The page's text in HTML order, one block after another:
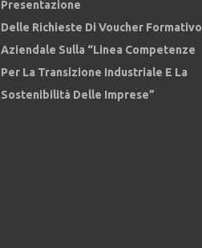
Presentazione
Delle Richieste Di Voucher Formativo
Aziendale Sulla “Linea Competenze
Per La Transizione Industriale E La
Sostenibilità Delle Imprese”